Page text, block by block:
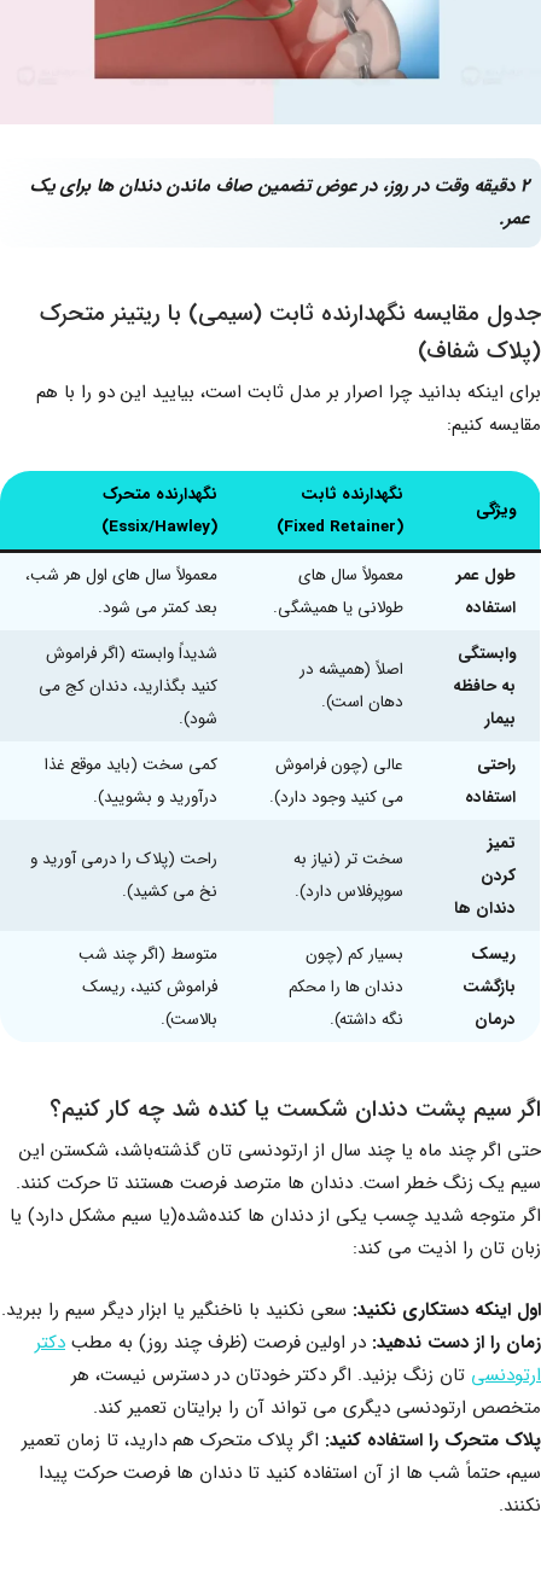
۲ دقیقه وقت در روز، در عوض تضمین صاف ماندن دندان ها برای یک
عمر.
جدول مقایسه نگهدارنده ثابت (سیمی) با ریتینر متحرک
(پلاک شفاف)
برای اینکه بدانید چرا اصرار بر مدل ثابت است، بیایید این دو را با هم
مقایسه کنیم:
ویژگی
نگهدارنده ثابت
(Fixed Retainer)
نگهدارنده متحرک
(Essix/Hawley)
طول عمر
استفاده
معمولاً سال های
طولانی یا همیشگی.
معمولاً سال های اول هر شب،
بعد کمتر می شود.
وابستگی
به حافظه
بیمار
اصلاً (همیشه در
دهان است).
شدیداً وابسته (اگر فراموش
کنید بگذارید، دندان کج می
شود).
راحتی
استفاده
عالی (چون فراموش
می کنید وجود دارد).
کمی سخت (باید موقع غذا
درآورید و بشویید).
تمیز
کردن
دندان ها
سخت تر (نیاز به
سوپرفلاس دارد).
راحت (پلاک را درمی آورید و
نخ می کشید).
ریسک
بازگشت
درمان
بسیار کم (چون
دندان ها را محکم
نگه داشته).
متوسط (اگر چند شب
فراموش کنید، ریسک
بالاست).
اگر سیم پشت دندان شکست یا کنده شد چه کار کنیم؟
حتی اگر چند ماه یا چند سال از ارتودنسی تان گذشته‌باشد، شکستن این
سیم یک زنگ خطر است. دندان ها مترصد فرصت هستند تا حرکت کنند.
اگر متوجه شدید چسب یکی از دندان ها کنده‌شده(یا سیم مشکل دارد) یا
زبان تان را اذیت می کند:
اول اینکه دستکاری نکنید: سعی نکنید با ناخنگیر یا ابزار دیگر سیم را ببرید.
زمان را از دست ندهید: در اولین فرصت (ظرف چند روز) به مطب دکتر
ارتودنسی تان زنگ بزنید. اگر دکتر خودتان در دسترس نیست، هر
متخصص ارتودنسی دیگری می تواند آن را برایتان تعمیر کند.
پلاک متحرک را استفاده کنید: اگر پلاک متحرک هم دارید، تا زمان تعمیر
سیم، حتماً شب ها از آن استفاده کنید تا دندان ها فرصت حرکت پیدا
نکنند.